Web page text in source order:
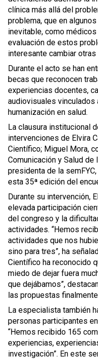
clínica más allá del
problema, que en
inevitable, como
evaluación de estos
interesante cambiar
Durante el acto se han
becas que reconocen
experiencias docentes,
audiovisuales vinculados
humanización en salud.
La clausura institucional
intervenciones de Elvira
Científico; Miguel Mora,
Comunicación y Salud de
presidenta de la
esta 35ª edición del
Durante su intervención,
elevada participación
del congreso y la
actividades. “Hemos
actividades que nos
sino para tres”, ha
Científico ha reconocido
miedo de dejar fuera
que dejábamos”,
las propuestas
La especialista también
personas participantes
“Hemos recibido 165
experiencias,
investigación”. En este